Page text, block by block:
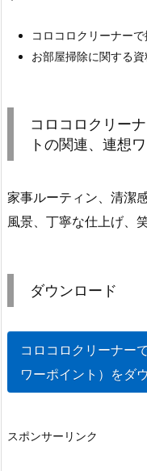
コロコロクリーナー
お部屋掃除に関する
コロコロクリー
トの関連、連想
家事ルーティン、清潔
風景、丁寧な仕上げ、
ダウンロード
コロコロクリーナー
ワーポイント）をダ
スポンサーリンク